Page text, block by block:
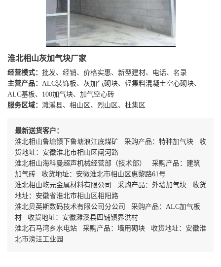
淮北相山灰加气块厂家
经营模式： 批发、经销、价格实惠、新型建材、电话、名录
主营产品： ALC装饰板、灰加气砌块、轻集料混凝土空心砌块、
ALC基板、100加气块、加气空心砖
服务区域： 濉溪县、相山区、烈山区、杜集区
最新送货客户：
淮北相山鲁塘镇下鲁塘浪江底煤矿 采购产品：特种加气块 收
货地址：安徽淮北市相山区闸河路
淮北相山海科曼超声机械经营部（技术部） 采购产品：建筑
加气砖 收货地址：安徽淮北市相山区惠黎路61号
淮北相山屹元金属材料有限公司 采购产品：外墙加气块 收货
地址：安徽省淮北市相山区相阳路
淮北贝英斯数码技术有限公司分公司 采购产品：ALC加气板
材 收货地址：安徽濉溪县四铺镇界洪村
淮北石马湾乡水电站 采购产品：墙用砌块 收货地址：安徽淮
北市滂汪工业园